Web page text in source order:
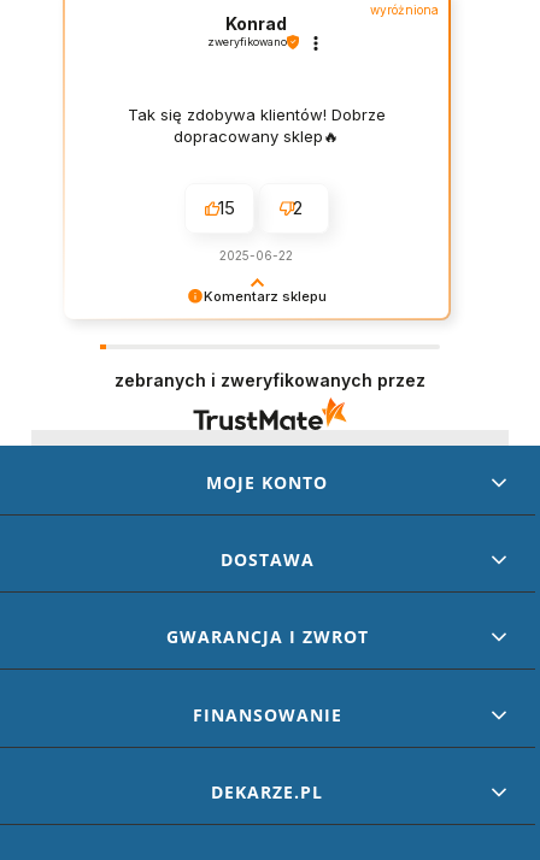
Komentarz sklepu
słowo od naszych klientów. Staramy się
codziennie spełniać oczekiwania kupujących.
Będzie nam miło gościć Cię ponownie!
wyróżniona
Konrad
zweryfikowano
Tak się zdobywa klientów! Dobrze
dopracowany sklep🔥
15 2
2025-06-22
zebranych i zweryfikowanych przez
MOJE KONTO
DOSTAWA
GWARANCJA I ZWROT
FINANSOWANIE
DEKARZE.PL